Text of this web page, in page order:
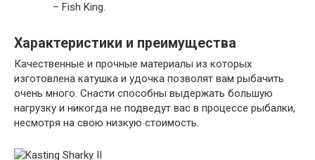
– Fish King.
Характеристики и преимущества
Качественные и прочные материалы из которых
изготовлена катушка и удочка позволят вам рыбачить
очень много. Снасти способны выдержать большую
нагрузку и никогда не подведут вас в процессе рыбалки,
несмотря на свою низкую стоимость.